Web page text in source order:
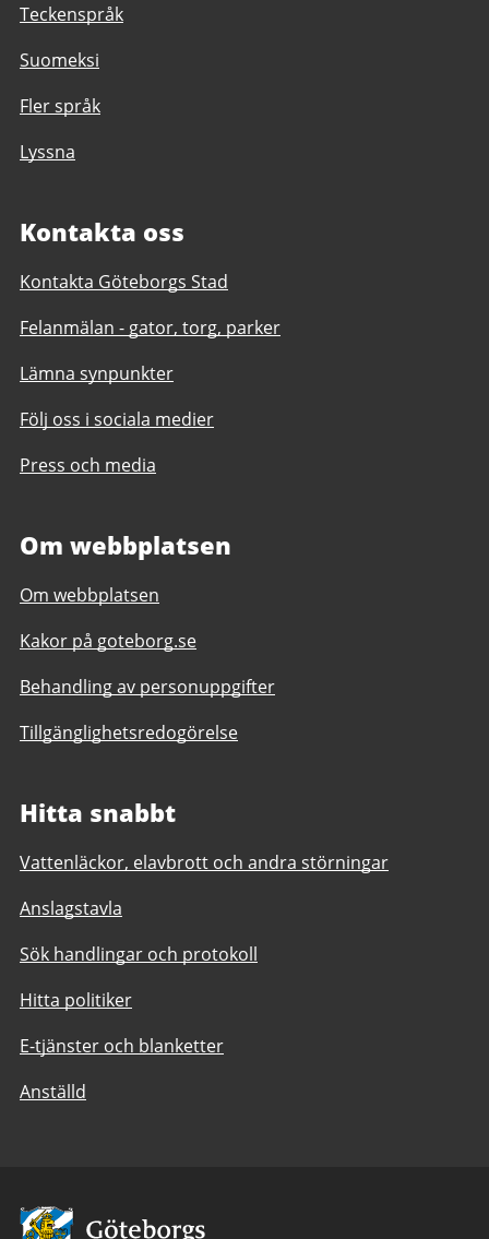
Teckenspråk
Suomeksi
Fler språk
Lyssna
Kontakta oss
Kontakta Göteborgs Stad
Felanmälan - gator, torg, parker
Lämna synpunkter
Följ oss i sociala medier
Press och media
Om webbplatsen
Om webbplatsen
Kakor på goteborg.se
Behandling av personuppgifter
Tillgänglighetsredogörelse
Hitta snabbt
Vattenläckor, elavbrott och andra störningar
Anslagstavla
Sök handlingar och protokoll
Hitta politiker
E-tjänster och blanketter
Anställd
Avsändare: